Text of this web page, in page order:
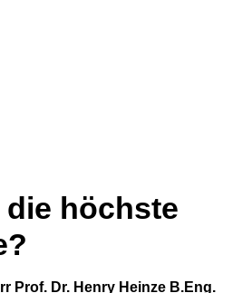
die höchste
Prof. Dr. Henry Heinze B.Eng.